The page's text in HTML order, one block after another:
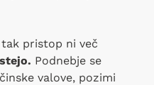
pristop ni več
Podnebje se
valove, pozimi